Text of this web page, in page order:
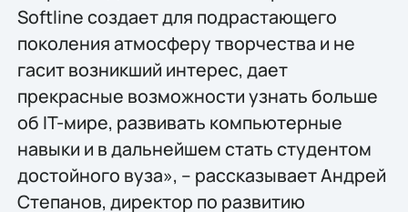
Softline создает для подрастающего
поколения атмосферу творчества и не
гасит возникший интерес, дает
прекрасные возможности узнать больше
об IT-мире, развивать компьютерные
навыки и в дальнейшем стать студентом
достойного вуза», – рассказывает Андрей
Степанов, директор по развитию